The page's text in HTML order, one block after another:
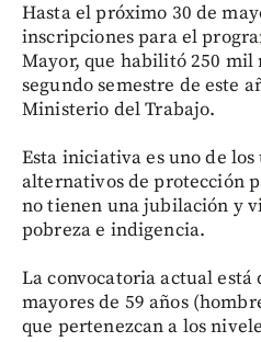
Hasta el próximo 30 de
inscripciones para el
Mayor, que habilitó 250 mil
segundo semestre de este
Ministerio del Trabajo.
Esta iniciativa es uno de
alternativos de protección
no tienen una jubilación y
pobreza e indigencia.
La convocatoria actual
mayores de 59 años
que pertenezcan a los